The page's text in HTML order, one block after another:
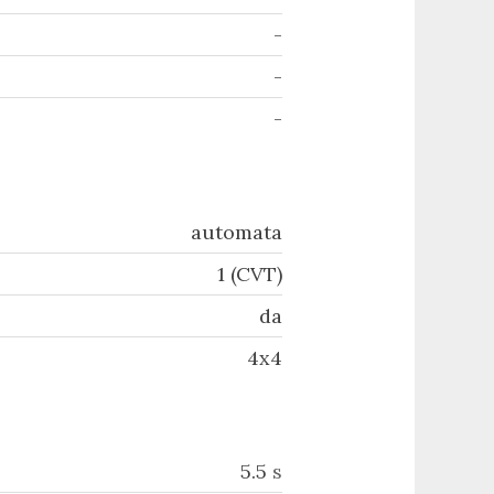
-
-
-
automata
1 (CVT)
da
4x4
5.5 s